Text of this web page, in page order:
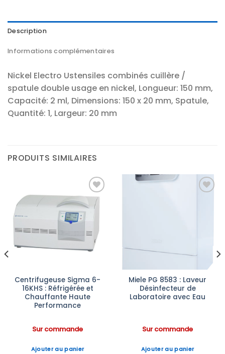
Description
Informations complémentaires
Nickel Electro Ustensiles combinés cuillère /
spatule double usage en nickel, Longueur: 150 mm,
Capacité: 2 ml, Dimensions: 150 x 20 mm, Spatule,
Quantité: 1, Largeur: 20 mm
PRODUITS SIMILAIRES
Ajouter
à la liste
d’envies
Centrifugeuse Sigma 6-
16KHS : Réfrigérée et
Chauffante Haute
Performance
Sur commande
Ajouter au panier
Miele PG 8583 : Laveur
Désinfecteur de
Laboratoire avec Eau
Sur commande
Ajouter au panier